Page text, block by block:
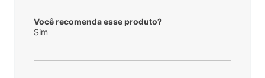
Você recomenda esse produto?
Sim